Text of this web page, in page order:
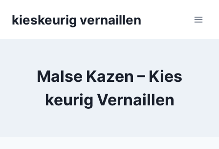
kieskeurig vernaillen
Malse Kazen – Kies
keurig Vernaillen